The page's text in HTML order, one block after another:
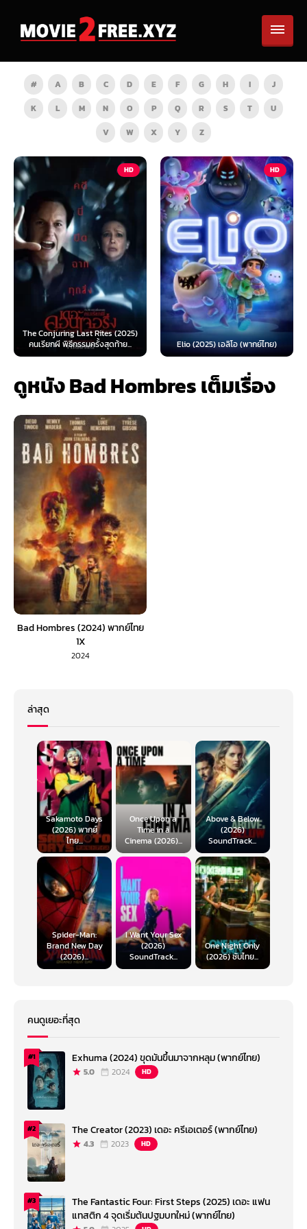
# A B C D E F G H I
J
K
L M N O P Q R S T
U
V
W X Y Z
HD
(2025)
สุดท้าย...
HD
Elio (2025) เอลิโอ (พากย์ไทย)
Spider-Man: Brand
(2026) สไปเดอร์-แมน: แ
ดูหนัง Bad Hombres เต็มเรื่อง
Bad Hombres (2024) พากย์ไทย
1X
2024
ล่าสุด
Sakamoto Days
(2026) พากย์
ไทย...
Once Upon a
Time in a
Cinema (2026)...
Above & Below
(2026)
SoundTrack...
Spider-Man:
Brand New Day
(2026)...
I Want Your Sex
(2026)
SoundTrack...
One Night Only
(2026) ซับไทย...
คนดูเยอะที่สุด
#1 Exhuma (2024) ขุดมันขึ้นมาจากหลุม (พากย์ไทย)
5.0 2024 HD
#2 The Creator (2023) เดอะ ครีเอเตอร์ (พากย์ไทย)
4.3 2023 HD
#3
The Fantastic Four: First Steps (2025) เดอะ แฟน
แทสติก 4 จุดเริ่มต้นปฐมบทใหม่ (พากย์ไทย)